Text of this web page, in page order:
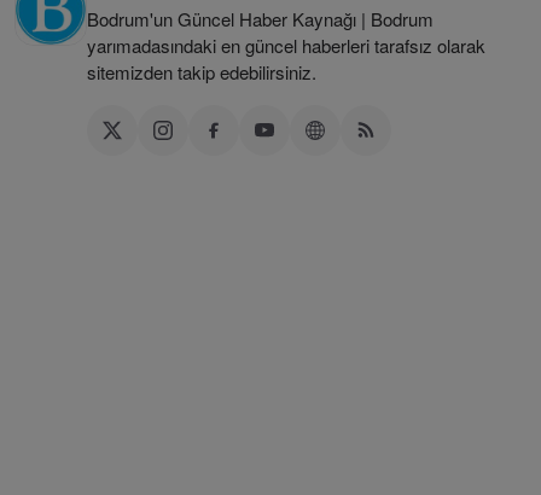
Bodrum'un Güncel Haber Kaynağı | Bodrum
yarımadasındaki en güncel haberleri tarafsız olarak
sitemizden takip edebilirsiniz.